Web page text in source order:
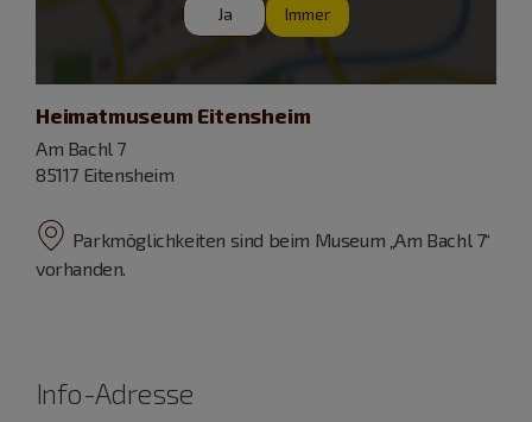
Ja Immer
Heimatmuseum Eitensheim
Am Bachl 7
85117 Eitensheim
Parkmöglichkeiten sind beim Museum „Am Bachl 7“
vorhanden.
Info-Adresse